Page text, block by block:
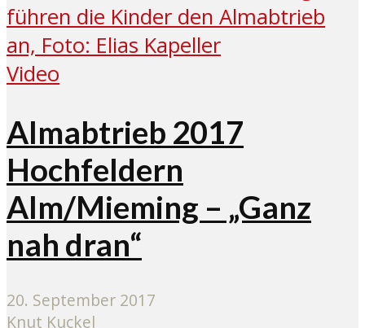
Video
Almabtrieb 2017
Hochfeldern
Alm/Mieming – „Ganz
nah dran“
20. September 2017
Knut Kuckel